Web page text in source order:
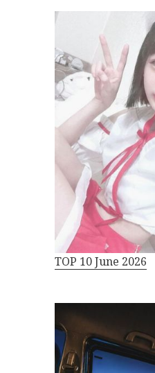
TOP 10 June 2026